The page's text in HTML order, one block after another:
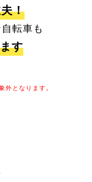
！
転車も
す
外となります。